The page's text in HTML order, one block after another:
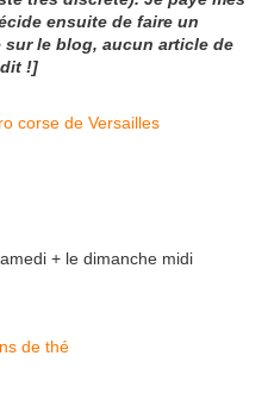
ensuite de faire un
le blog, aucun article de
!]
+ le dimanche midi
de thé